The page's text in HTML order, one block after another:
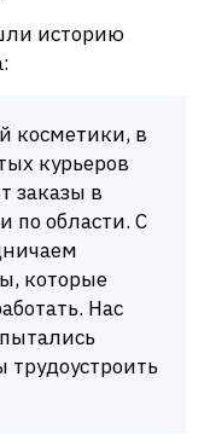
историю
косметики, в
курьеров
заказы в
по области. С
которые
Нас